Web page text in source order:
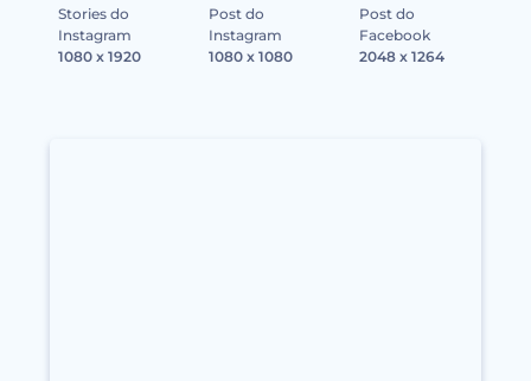
Stories do
Instagram
1080 x 1920
Post do
Instagram
1080 x 1080
Post do
Facebook
2048 x 1264